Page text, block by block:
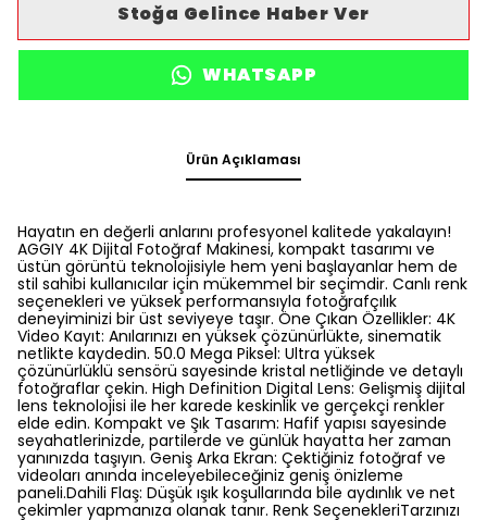
Stoğa Gelince Haber Ver
WHATSAPP
Ürün Açıklaması
Hayatın en değerli anlarını profesyonel kalitede yakalayın!
AGGIY 4K Dijital Fotoğraf Makinesi, kompakt tasarımı ve
üstün görüntü teknolojisiyle hem yeni başlayanlar hem de
stil sahibi kullanıcılar için mükemmel bir seçimdir. Canlı renk
seçenekleri ve yüksek performansıyla fotoğrafçılık
deneyiminizi bir üst seviyeye taşır. Öne Çıkan Özellikler: 4K
Video Kayıt: Anılarınızı en yüksek çözünürlükte, sinematik
netlikte kaydedin. 50.0 Mega Piksel: Ultra yüksek
çözünürlüklü sensörü sayesinde kristal netliğinde ve detaylı
fotoğraflar çekin. High Definition Digital Lens: Gelişmiş dijital
lens teknolojisi ile her karede keskinlik ve gerçekçi renkler
elde edin. Kompakt ve Şık Tasarım: Hafif yapısı sayesinde
seyahatlerinizde, partilerde ve günlük hayatta her zaman
yanınızda taşıyın. Geniş Arka Ekran: Çektiğiniz fotoğraf ve
videoları anında inceleyebileceğiniz geniş önizleme
paneli.Dahili Flaş: Düşük ışık koşullarında bile aydınlık ve net
çekimler yapmanıza olanak tanır. Renk SeçenekleriTarzınızı